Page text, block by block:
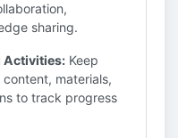
sharing.
Activities: Keep
materials,
to track progress